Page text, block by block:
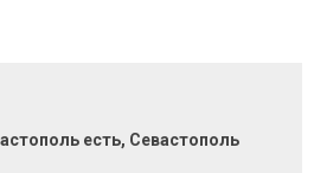
есть, Севастополь